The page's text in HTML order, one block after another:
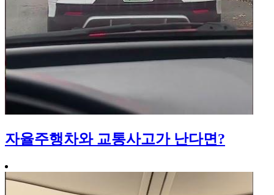
자율주행차와 교통사고가 난다면?